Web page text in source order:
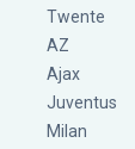
Twente
AZ
Ajax
Juventus
Milan